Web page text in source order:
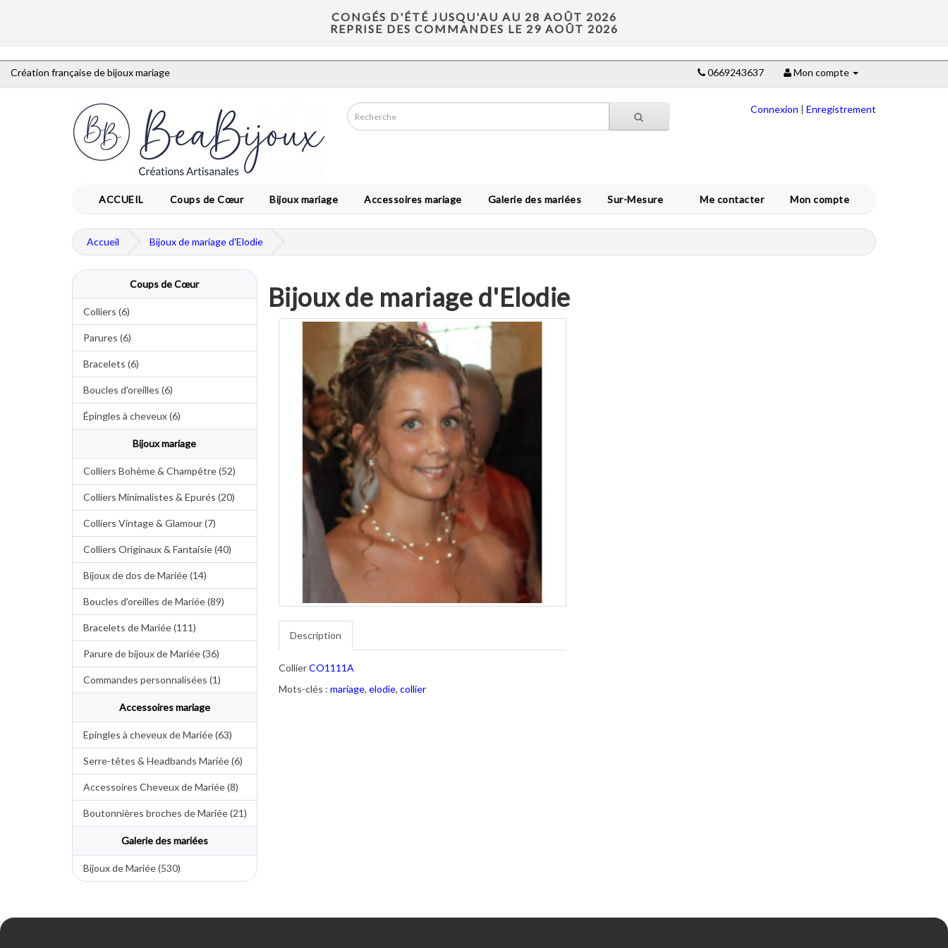
CONGÉS D'ÉTÉ JUSQU'AU AU 28 AOÛT 2026
REPRISE DES COMMANDES LE 29 AOÛT 2026
Création française de bijoux mariage 0669243637 Mon compte
Connexion | Enregistrement
ACCUEIL Coups de Cœur Bijoux mariage Accessoires mariage Galerie des mariées Sur-Mesure Me contacter Mon compte
Accueil Bijoux de mariage d'Elodie
Coups de Cœur
Colliers (6)
Parures (6)
Bracelets (6)
Boucles d'oreilles (6)
Épingles à cheveux (6)
Bijoux mariage
Colliers Bohème & Champêtre (52)
Colliers Minimalistes & Epurés (20)
Colliers Vintage & Glamour (7)
Colliers Originaux & Fantaisie (40)
Bijoux de dos de Mariée (14)
Boucles d'oreilles de Mariée (89)
Bracelets de Mariée (111)
Parure de bijoux de Mariée (36)
Commandes personnalisées (1)
Accessoires mariage
Epingles à cheveux de Mariée (63)
Serre-têtes & Headbands Mariée (6)
Accessoires Cheveux de Mariée (8)
Boutonnières broches de Mariée (21)
Galerie des mariées
Bijoux de Mariée (530)
Bijoux de mariage d'Elodie
Description
CollierCO1111A
Mots-clés : mariage, elodie, collier